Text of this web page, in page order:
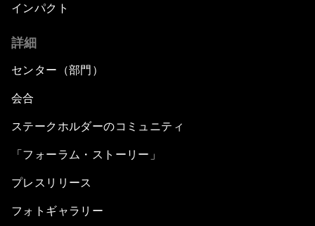
インパクト
詳細
センター（部門）
会合
ステークホルダーのコミュニティ
「フォーラム・ストーリー」
プレスリリース
フォトギャラリー